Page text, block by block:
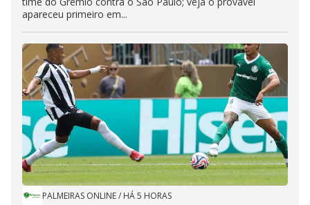
apareceu primeiro em...
PALMEIRAS ONLINE/ HÁ 5 HORAS